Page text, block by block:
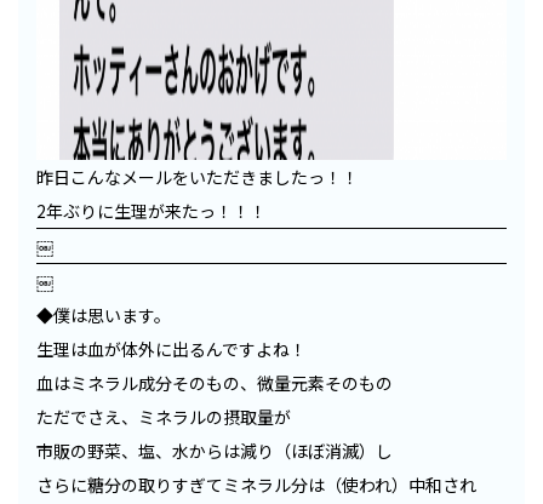
昨日こんなメールをいただきましたっ！！
2年ぶりに生理が来たっ！！！
￼
￼
◆僕は思います。
生理は血が体外に出るんですよね！
血はミネラル成分そのもの、微量元素そのもの
ただでさえ、ミネラルの摂取量が
市販の野菜、塩、水からは減り（ほぼ消滅）し
さらに糖分の取りすぎてミネラル分は（使われ）中和され